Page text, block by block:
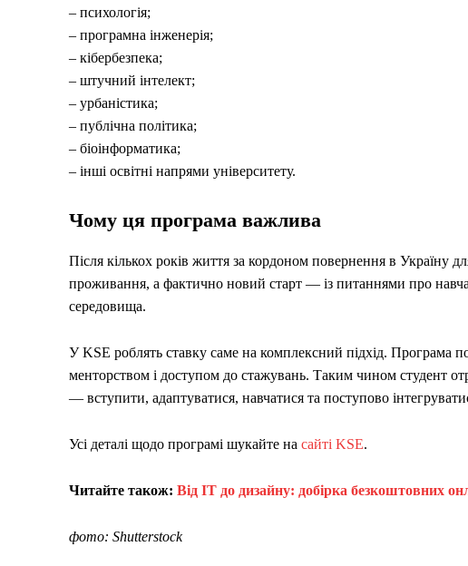
– психологія;
– програмна інженерія;
– кібербезпека;
– штучний інтелект;
– урбаністика;
– публічна політика;
– біоінформатика;
– інші освітні напрями університету.
Чому ця програма важлива
Після кількох років життя за кордоном повернення в Україну
проживання, а фактично новий старт — із питаннями про
середовища.
У KSE роблять ставку саме на комплексний підхід. Програма
менторством і доступом до стажувань. Таким чином студент
— вступити, адаптуватися, навчатися та поступово
Усі деталі щодо програмі шукайте на сайті KSE.
Читайте також: Від ІТ до дизайну: добірка безкоштовних
фото: Shutterstock